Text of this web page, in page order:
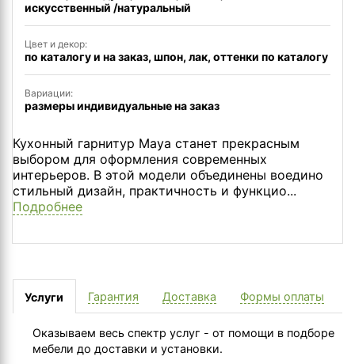
Кухонный гарнитур Maya станет прекрасным
выбором для оформления современных
интерьеров. В этой модели объединены воедино
стильный дизайн, практичность и функцио...
Подробнее
искусственный /натуральный
Цвет и декор:
по каталогу и на заказ, шпон, лак, оттенки по каталогу
Вариации:
размеры индивидуальные на заказ
Услуги
Оказываем весь спектр услуг - от помощи в подборе
мебели до доставки и установки.
Гарантия Доставка Формы оплаты